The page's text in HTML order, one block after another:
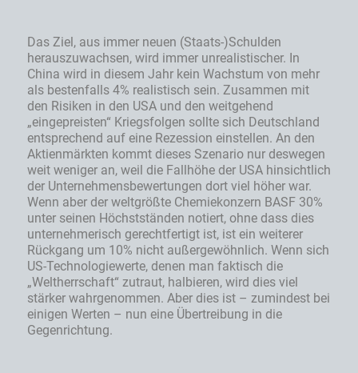
Das Ziel, aus immer neuen (Staats-)Schulden
herauszuwachsen, wird immer unrealistischer. In
China wird in diesem Jahr kein Wachstum von mehr
als bestenfalls 4% realistisch sein. Zusammen mit
den Risiken in den USA und den weitgehend
„eingepreisten“ Kriegsfolgen sollte sich Deutschland
entsprechend auf eine Rezession einstellen. An den
Aktienmärkten kommt dieses Szenario nur deswegen
weit weniger an, weil die Fallhöhe der USA hinsichtlich
der Unternehmensbewertungen dort viel höher war.
Wenn aber der weltgrößte Chemiekonzern BASF 30%
unter seinen Höchstständen notiert, ohne dass dies
unternehmerisch gerechtfertigt ist, ist ein weiterer
Rückgang um 10% nicht außergewöhnlich. Wenn sich
US-Technologiewerte, denen man faktisch die
„Weltherrschaft“ zutraut, halbieren, wird dies viel
stärker wahrgenommen. Aber dies ist – zumindest bei
einigen Werten – nun eine Übertreibung in die
Gegenrichtung.